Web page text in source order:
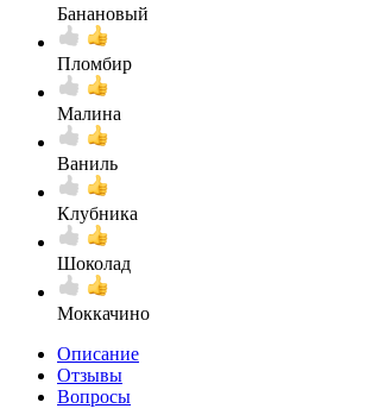
Банановый
Пломбир
Малина
Ваниль
Клубника
Шоколад
Моккачино
Описание
Отзывы
Вопросы